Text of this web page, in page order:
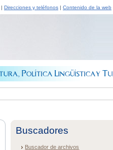
| Direcciones y teléfonos | Contenido de la web
Buscadores
Buscador de archivos